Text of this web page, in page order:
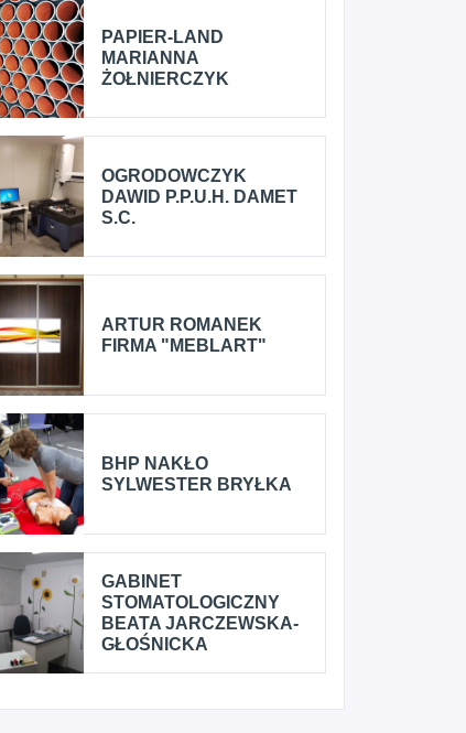
PAPIER-LAND
MARIANNA
ŻOŁNIERCZYK
OGRODOWCZYK
DAWID P.P.U.H. DAMET
S.C.
ARTUR ROMANEK
FIRMA "MEBLART"
BHP NAKŁO
SYLWESTER BRYŁKA
GABINET
STOMATOLOGICZNY
BEATA JARCZEWSKA-
GŁOŚNICKA